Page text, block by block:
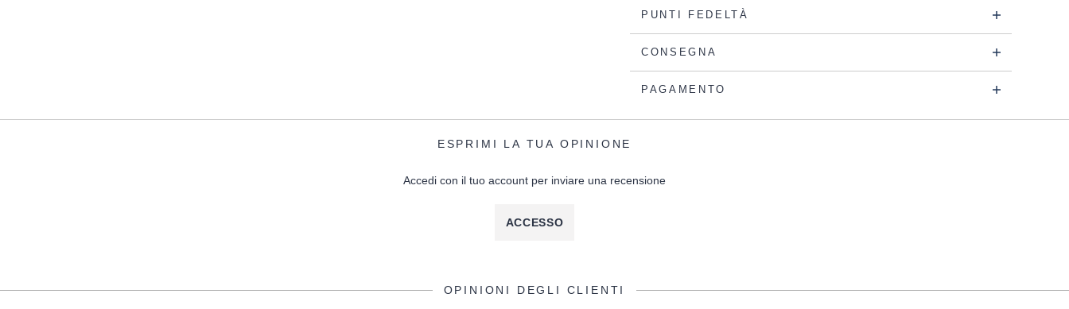
PUNTI FEDELTÀ
CONSEGNA
PAGAMENTO
ESPRIMI LA TUA OPINIONE
Accedi con il tuo account per inviare una recensione
ACCESSO
OPINIONI DEGLI CLIENTI